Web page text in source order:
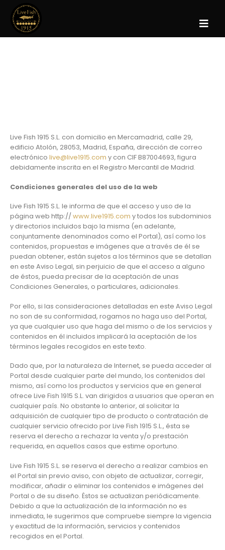
HOME
Live Fish 1915 S.L. con domicilio en Mercamadrid, calle 29,
edificio Atolón, 28053, Madrid, España, dirección de correo
electrónico live@live1915.com y con CIF B87004693, figura
debidamente inscrita en el Registro Mercantil de Madrid.
Condiciones generales del uso de la web
Live Fish 1915 S.L. le informa de que el acceso y uso de la
página web http://www.live1915.com y todos los subdominios
y directorios incluidos bajo la misma (en adelante,
conjuntamente denominados como el Portal), así como los
contenidos, propuestas e imágenes que a través de él se
puedan obtener, están sujetos a los términos que se detallan
en este Aviso Legal, sin perjuicio de que el acceso a alguno
de éstos, pueda precisar de la aceptación de unas
Condiciones Generales, o particulares, adicionales.
Por ello, si las consideraciones detalladas en este Aviso Legal
no son de su conformidad, rogamos no haga uso del Portal,
ya que cualquier uso que haga del mismo o de los servicios y
contenidos en él incluidos implicará la aceptación de los
términos legales recogidos en este texto.
Dado que, por la naturaleza de Internet, se pueda acceder al
Portal desde cualquier parte del mundo, los contenidos del
mismo, así como los productos y servicios que en general
ofrece Live Fish 1915 S.L. van dirigidos a usuarios que operan en
cualquier país. No obstante lo anterior, al solicitar la
adquisición de cualquier tipo de producto o contratación de
cualquier servicio ofrecido por Live Fish 1915 S.L., ésta se
reserva el derecho a rechazar la venta y/o prestación
requerida, en aquellos casos que estime oportuno.
Live Fish 1915 S.L. se reserva el derecho a realizar cambios en
el Portal sin previo aviso, con objeto de actualizar, corregir,
modificar, añadir o eliminar los contenidos e imágenes del
Portal o de su diseño. Éstos se actualizan periódicamente.
Debido a que la actualización de la información no es
inmediata, le sugerimos que compruebe siempre la vigencia
y exactitud de la información, servicios y contenidos
recogidos en el Portal.